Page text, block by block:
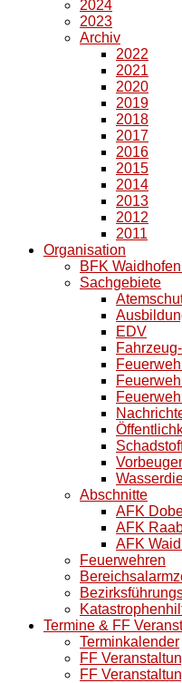
2024
2023
Archiv
2022
2021
2020
2019
2018
2017
2016
2015
2014
2013
2012
2011
Organisation
BFK
Sachgebiete
EDV
Abschnitte
AFK
AFK
AFK
Feuerwehren
Termine & FF
Terminkalender
FF
FF